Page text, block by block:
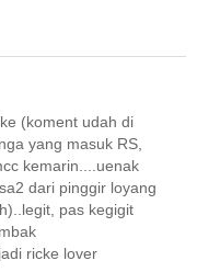
(koment udah di
yang masuk RS,
kemarin....uenak
dari pinggir loyang
pas kegigit
ricke lover